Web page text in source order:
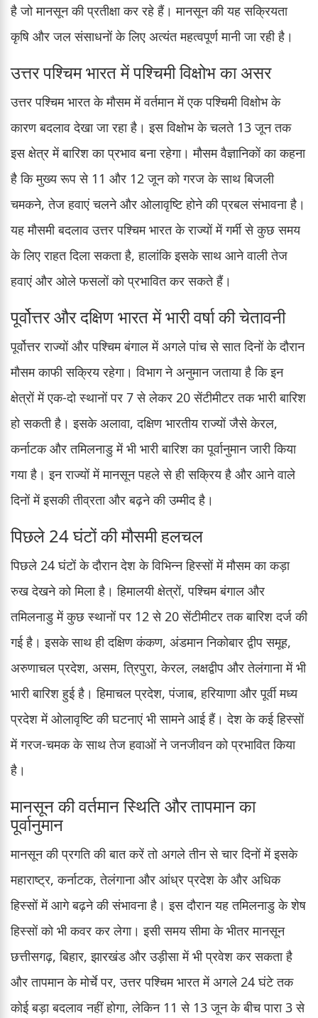
है जो मानसून की प्रतीक्षा कर रहे हैं। मानसून की यह सक्रियता
कृषि और जल संसाधनों के लिए अत्यंत महत्वपूर्ण मानी जा रही है।
उत्तर पश्चिम भारत में पश्चिमी विक्षोभ का असर
उत्तर पश्चिम भारत के मौसम में वर्तमान में एक पश्चिमी विक्षोभ के
कारण बदलाव देखा जा रहा है। इस विक्षोभ के चलते 13 जून तक
इस क्षेत्र में बारिश का प्रभाव बना रहेगा। मौसम वैज्ञानिकों का कहना
है कि मुख्य रूप से 11 और 12 जून को गरज के साथ बिजली
चमकने, तेज हवाएं चलने और ओलावृष्टि होने की प्रबल संभावना है।
यह मौसमी बदलाव उत्तर पश्चिम भारत के राज्यों में गर्मी से कुछ समय
के लिए राहत दिला सकता है, हालांकि इसके साथ आने वाली तेज
हवाएं और ओले फसलों को प्रभावित कर सकते हैं।
पूर्वोत्तर और दक्षिण भारत में भारी वर्षा की चेतावनी
पूर्वोत्तर राज्यों और पश्चिम बंगाल में अगले पांच से सात दिनों के दौरान
मौसम काफी सक्रिय रहेगा। विभाग ने अनुमान जताया है कि इन
क्षेत्रों में एक-दो स्थानों पर 7 से लेकर 20 सेंटीमीटर तक भारी बारिश
हो सकती है। इसके अलावा, दक्षिण भारतीय राज्यों जैसे केरल,
कर्नाटक और तमिलनाडु में भी भारी बारिश का पूर्वानुमान जारी किया
गया है। इन राज्यों में मानसून पहले से ही सक्रिय है और आने वाले
दिनों में इसकी तीव्रता और बढ़ने की उम्मीद है।
पिछले 24 घंटों की मौसमी हलचल
पिछले 24 घंटों के दौरान देश के विभिन्न हिस्सों में मौसम का कड़ा
रुख देखने को मिला है। हिमालयी क्षेत्रों, पश्चिम बंगाल और
तमिलनाडु में कुछ स्थानों पर 12 से 20 सेंटीमीटर तक बारिश दर्ज की
गई है। इसके साथ ही दक्षिण कंकण, अंडमान निकोबार द्वीप समूह,
अरुणाचल प्रदेश, असम, त्रिपुरा, केरल, लक्षद्वीप और तेलंगाना में भी
भारी बारिश हुई है। हिमाचल प्रदेश, पंजाब, हरियाणा और पूर्वी मध्य
प्रदेश में ओलावृष्टि की घटनाएं भी सामने आई हैं। देश के कई हिस्सों
में गरज-चमक के साथ तेज हवाओं ने जनजीवन को प्रभावित किया
है।
मानसून की वर्तमान स्थिति और तापमान का
पूर्वानुमान
मानसून की प्रगति की बात करें तो अगले तीन से चार दिनों में इसके
महाराष्ट्र, कर्नाटक, तेलंगाना और आंध्र प्रदेश के और अधिक
हिस्सों में आगे बढ़ने की संभावना है। इस दौरान यह तमिलनाडु के शेष
हिस्सों को भी कवर कर लेगा। इसी समय सीमा के भीतर मानसून
छत्तीसगढ़, बिहार, झारखंड और उड़ीसा में भी प्रवेश कर सकता है
और तापमान के मोर्चे पर, उत्तर पश्चिम भारत में अगले 24 घंटे तक
कोई बड़ा बदलाव नहीं होगा, लेकिन 11 से 13 जून के बीच पारा 3 से